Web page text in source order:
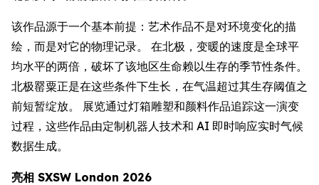
该作品源于一个基本前提：艺术作品不是对环境变化的描
绘，而是对它的物理记录。 在北极，变暖的速度是全球平
均水平的两倍，破坏了该地区生命赖以生存的季节性条件。
北极罂粟正是在这些条件下生长，在气温超过其生存阈值之
前短暂绽放。 展览通过灯箱雕塑和颜料作品追踪这一演变
过程，这些作品由定制机器人技术和 AI 即时响应实时气候
数据生成。
亮相 SXSW London 2026